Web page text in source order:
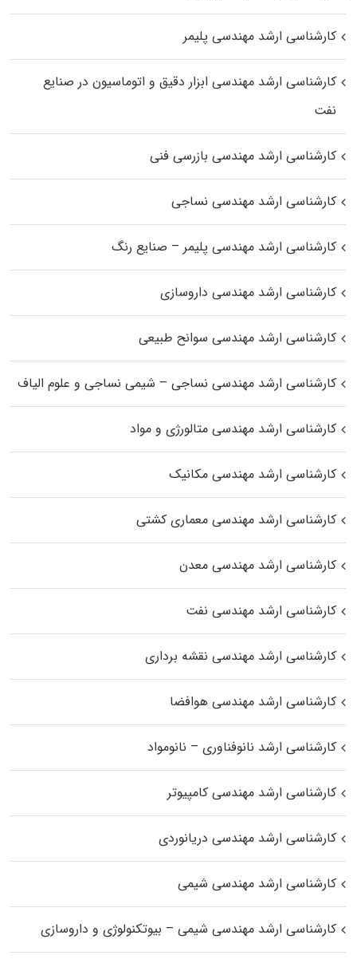
کارشناسی ارشد مهندسی پلیمر
کارشناسی ارشد مهندسی ابزار دقیق و اتوماسیون در صنایع
نفت
کارشناسی ارشد مهندسی بازرسی فنی
کارشناسی ارشد مهندسی نساجی
کارشناسی ارشد مهندسی پلیمر – صنایع رنگ
کارشناسی ارشد مهندسی داروسازی
کارشناسی ارشد مهندسی سوانح طبیعی
کارشناسی ارشد مهندسی نساجی – شیمی نساجی و علوم الیاف
کارشناسی ارشد مهندسی متالورژی و مواد
کارشناسی ارشد مهندسی مکانیک
کارشناسی ارشد مهندسی معماری کشتی
کارشناسی ارشد مهندسی معدن
کارشناسی ارشد مهندسی نفت
کارشناسی ارشد مهندسی نقشه برداری
کارشناسی ارشد مهندسی هوافضا
کارشناسی ارشد نانوفناوری – نانومواد
کارشناسی ارشد مهندسی کامپیوتر
کارشناسی ارشد مهندسی دریانوردی
کارشناسی ارشد مهندسی شیمی
کارشناسی ارشد مهندسی شیمی – بیوتکنولوژی و داروسازی